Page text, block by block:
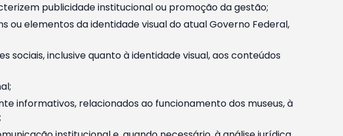
publicidade institucional ou promoção da gestão;
ou elementos da identidade visual do atual Governo Federal,
sociais, inclusive quanto à identidade visual, aos conteúdos
informativos, relacionados ao funcionamento dos museus, à